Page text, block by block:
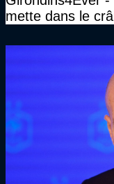
mette dans le